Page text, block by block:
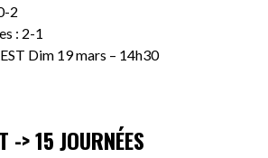
2
: 2-1
Dim 19 mars – 14h30
-> 15 JOURNÉES